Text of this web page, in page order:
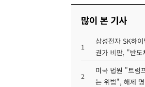
많이 본 기사
1
삼성전자 SK하
권가 비판, "반도
2
미국 법원 "트럼
는 위법", 해제